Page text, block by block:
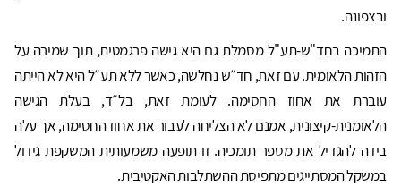
ובצפונה.
התמיכה בחד"ש-תע"ל מסמלת גם היא גישה פרגמטית, תוך שמירה על
הזהות הלאומית. עם זאת, חד״ש נחלשה, כאשר ללא תע״ל היא לא הייתה
עוברת את אחוז החסימה. לעומת זאת, בל״ד, בעלת הגישה
הלאומנית-קיצונית, אמנם לא הצליחה לעבור את אחוז החסימה, אך עלה
בידה להגדיל את מספר תומכיה. זו תופעה משמעותית המשקפת גידול
במשקל המסתייגים מתפיסת ההשתלבות האקטיבית.